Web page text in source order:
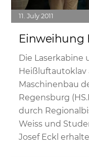
11 July 2011
Einweihung
Die Laserkabine
Heißluftautoklav
Maschinenbau
Regensburg
durch
Weiss und
Josef Eckl